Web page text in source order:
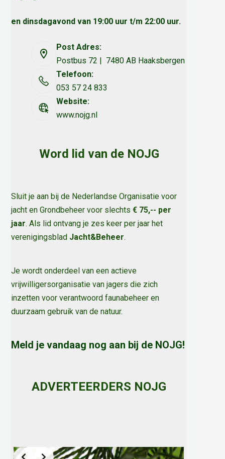
en dinsdagavond van 19:00 uur t/m 22:00 uur.
Post Adres:
Postbus 72 | 7480 AB Haaksbergen
Telefoon:
053 57 24 833
Website:
www.nojg.nl
Word lid van de NOJG
Sluit je aan bij de Nederlandse Organisatie voor
jacht en Grondbeheer voor slechts€ 75,-- per
jaar. Als lid ontvang je zes keer per jaar het
verenigingsblad Jacht&Beheer.
Je wordt onderdeel van een actieve
vrijwilligersorganisatie van jagers die zich
inzetten voor verantwoord faunabeheer en
duurzaam gebruik van de natuur.
Meld je vandaag nog aan bij de NOJG!
ADVERTEERDERS NOJG